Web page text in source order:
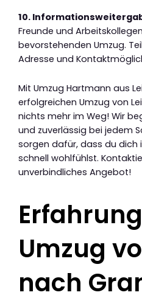
10.
Freunde und
bevorstehenden Umzug.
Adresse und
Mit Umzug Hartmann aus
erfolgreichen Umzug von
nichts mehr im Weg! Wir
und zuverlässig bei jedem
sorgen dafür, dass du dich
schnell wohlfühlst.
unverbindliches Angebot!
Umzug
nach